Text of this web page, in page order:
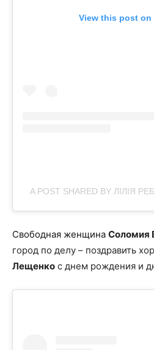
View this post on
A POST SHARED BY ЛІЛІЯ
Свободная женщина Соломия
город по делу – поздравить
Лещенко с днем рождения и